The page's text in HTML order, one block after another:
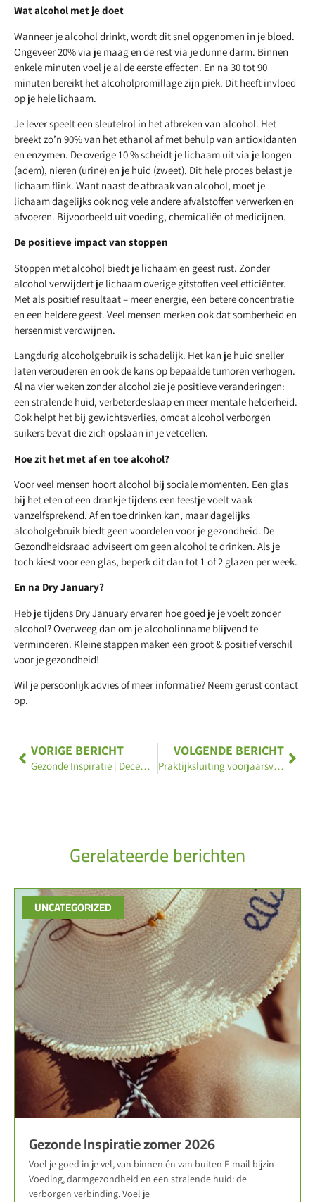
Wat alcohol met je doet
Wanneer je alcohol drinkt, wordt dit snel opgenomen in je bloed.
Ongeveer 20% via je maag en de rest via je dunne darm. Binnen
enkele minuten voel je al de eerste effecten. En na 30 tot 90
minuten bereikt het alcoholpromillage zijn piek. Dit heeft invloed
op je hele lichaam.
Je lever speelt een sleutelrol in het afbreken van alcohol. Het
breekt zo’n 90% van het ethanol af met behulp van antioxidanten
en enzymen. De overige 10 % scheidt je lichaam uit via je longen
(adem), nieren (urine) en je huid (zweet). Dit hele proces belast je
lichaam flink. Want naast de afbraak van alcohol, moet je
lichaam dagelijks ook nog vele andere afvalstoffen verwerken en
afvoeren. Bijvoorbeeld uit voeding, chemicaliën of medicijnen.
De positieve impact van stoppen
Stoppen met alcohol biedt je lichaam en geest rust. Zonder
alcohol verwijdert je lichaam overige gifstoffen veel efficiënter.
Met als positief resultaat – meer energie, een betere concentratie
en een heldere geest. Veel mensen merken ook dat somberheid en
hersenmist verdwijnen.
Langdurig alcoholgebruik is schadelijk. Het kan je huid sneller
laten verouderen en ook de kans op bepaalde tumoren verhogen.
Al na vier weken zonder alcohol zie je positieve veranderingen:
een stralende huid, verbeterde slaap en meer mentale helderheid.
Ook helpt het bij gewichtsverlies, omdat alcohol verborgen
suikers bevat die zich opslaan in je vetcellen.
Hoe zit het met af en toe alcohol?
Voor veel mensen hoort alcohol bij sociale momenten. Een glas
bij het eten of een drankje tijdens een feestje voelt vaak
vanzelfsprekend. Af en toe drinken kan, maar dagelijks
alcoholgebruik biedt geen voordelen voor je gezondheid. De
Gezondheidsraad adviseert om geen alcohol te drinken. Als je
toch kiest voor een glas, beperk dit dan tot 1 of 2 glazen per week.
En na Dry January?
Heb je tijdens Dry January ervaren hoe goed je je voelt zonder
alcohol? Overweeg dan om je alcoholinname blijvend te
verminderen. Kleine stappen maken een groot & positief verschil
voor je gezondheid!
Wil je persoonlijk advies of meer informatie? Neem gerust contact
op.
VORIGE BERICHT
Gezonde Inspiratie | December 2024
VOLGENDE BERICHT
Praktijksluiting voorjaarsvakantie 2025
Gerelateerde berichten
UNCATEGORIZED
Gezonde Inspiratie zomer 2026
Voel je goed in je vel, van binnen én van buiten E-mail bijzin –
Voeding, darmgezondheid en een stralende huid: de
verborgen verbinding. Voel je